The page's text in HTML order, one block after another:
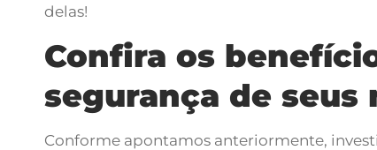
delas!
Confira os
segurança de seus
Conforme apontamos anteriormente,